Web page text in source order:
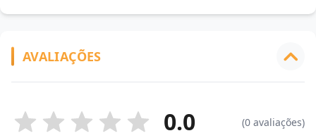
AVALIAÇÕES
0.0 (0 avaliações)